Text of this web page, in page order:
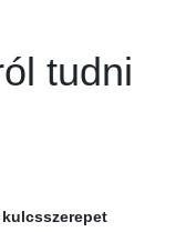
tudni